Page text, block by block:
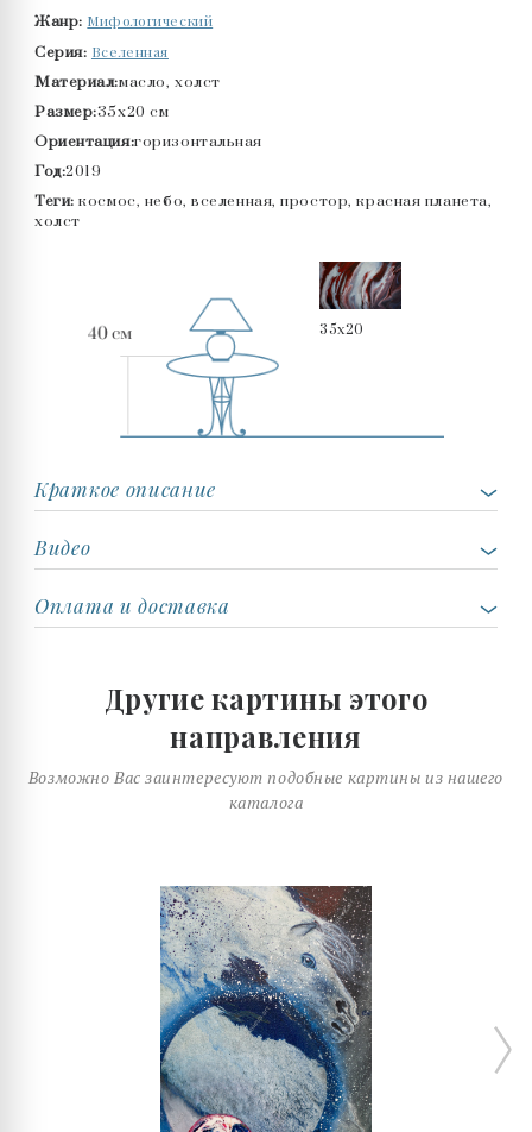
Жанр: Мифологический
Серия: Вселенная
Материал:масло, холст
Размер:35x20 см
Ориентация:горизонтальная
Год:2019
Теги: космос, небо, вселенная, простор, красная планета,
холст
35x20
Краткое описание
Видео
Оплата и доставка
Другие картины этого
направления
Возможно Вас заинтересуют подобные картины из нашего
каталога